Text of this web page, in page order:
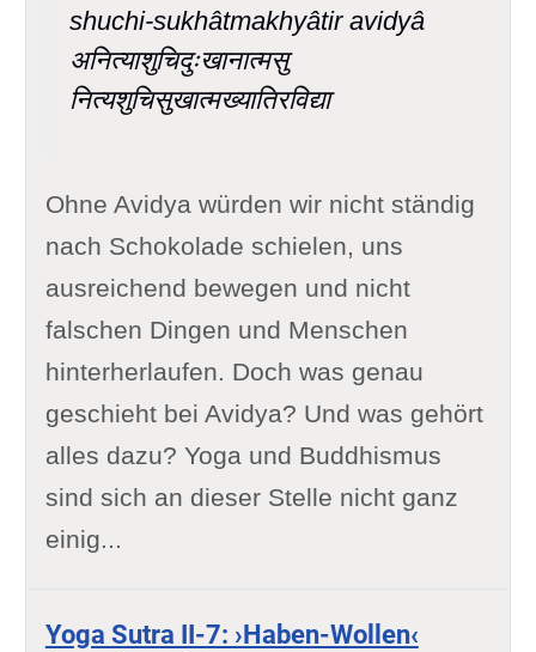
shuchi-sukhâtmakhyâtir avidyâ
अनित्याशुचिदुःखानात्मसु
नित्यशुचिसुखात्मख्यातिरविद्या
Ohne Avidya würden wir nicht ständig
nach Schokolade schielen, uns
ausreichend bewegen und nicht
falschen Dingen und Menschen
hinterherlaufen. Doch was genau
geschieht bei Avidya? Und was gehört
alles dazu? Yoga und Buddhismus
sind sich an dieser Stelle nicht ganz
einig...
Yoga Sutra II-7: ›Haben-Wollen‹